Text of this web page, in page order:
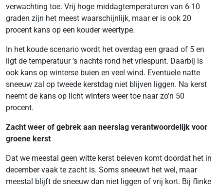
verwachting toe. Vrij hoge middagtemperaturen van 6-10
graden zijn het meest waarschijnlijk, maar er is ook 20
procent kans op een kouder weertype.
In het koude scenario wordt het overdag een graad of 5 en
ligt de temperatuur ’s nachts rond het vriespunt. Daarbij is
ook kans op winterse buien en veel wind. Eventuele natte
sneeuw zal op tweede kerstdag niet blijven liggen. Na kerst
neemt de kans op licht winters weer toe naar zo’n 50
procent.
Zacht weer of gebrek aan neerslag verantwoordelijk voor
groene kerst
Dat we meestal geen witte kerst beleven komt doordat het in
december vaak te zacht is. Soms sneeuwt het wel, maar
meestal blijft de sneeuw dan niet liggen of vrij kort. Bij flinke